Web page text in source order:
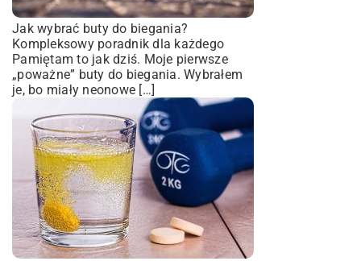
Jak wybrać buty do biegania?
Kompleksowy poradnik dla każdego
Pamiętam to jak dziś. Moje pierwsze
„poważne” buty do biegania. Wybrałem
je, bo miały neonowe […]